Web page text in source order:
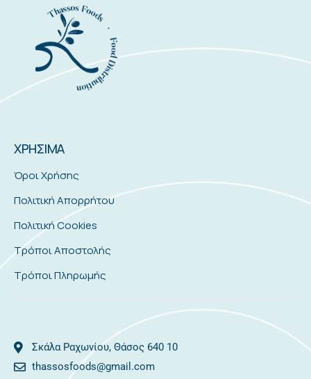
ΧΡΗΣΙΜΑ
Όροι Χρήσης
Πολιτική Απορρήτου
Πολιτική Cookies
Τρόποι Αποστολής
Τρόποι Πληρωμής
Σκάλα Ραχωνίου, Θάσος 640 10
thassosfoods@gmail.com